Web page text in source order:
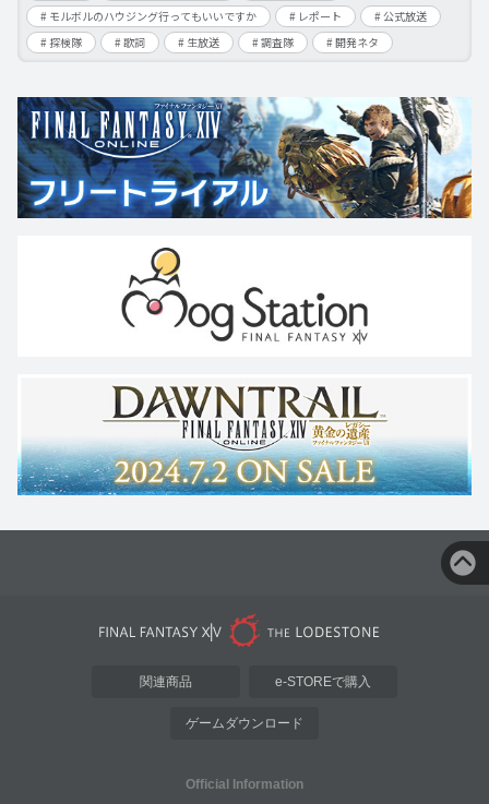
モルボルのハウジング行ってもいいですか
レポート
公式放送
探検隊
歌詞 生放送 調査隊 開発ネタ
関連商品 e-STOREで購入
ゲームダウンロード
Official Information